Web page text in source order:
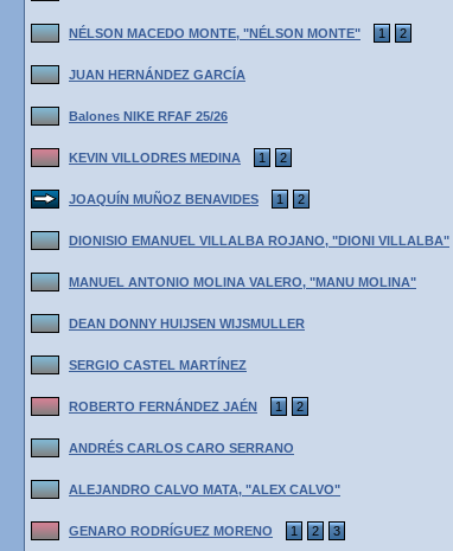
NÉLSON MACEDO MONTE, "NÉLSON MONTE" 1 2
JUAN HERNÁNDEZ GARCÍA
Balones NIKE RFAF 25/26
KEVIN VILLODRES MEDINA 1 2
JOAQUÍN MUÑOZ BENAVIDES 1 2
DIONISIO EMANUEL VILLALBA ROJANO, "DIONI VILLALBA"
MANUEL ANTONIO MOLINA VALERO, "MANU MOLINA"
DEAN DONNY HUIJSEN WIJSMULLER
SERGIO CASTEL MARTÍNEZ
ROBERTO FERNÁNDEZ JAÉN 1 2
ANDRÉS CARLOS CARO SERRANO
ALEJANDRO CALVO MATA, "ALEX CALVO"
GENARO RODRÍGUEZ MORENO 1 2 3